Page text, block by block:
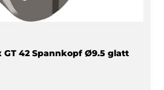
GT 42 Spannkopf Ø9.5 glatt